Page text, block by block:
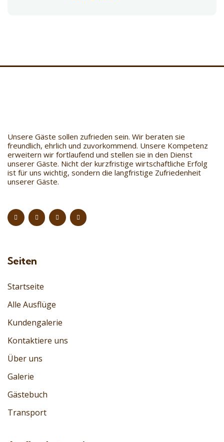
Unsere Gäste sollen zufrieden sein. Wir beraten sie
freundlich, ehrlich und zuvorkommend. Unsere Kompetenz
erweitern wir fortlaufend und stellen sie in den Dienst
unserer Gäste. Nicht der kurzfristige wirtschaftliche Erfolg
ist für uns wichtig, sondern die langfristige Zufriedenheit
unserer Gäste.
Seiten
Startseite
Alle Ausflüge
Kundengalerie
Kontaktiere uns
Über uns
Galerie
Gästebuch
Transport